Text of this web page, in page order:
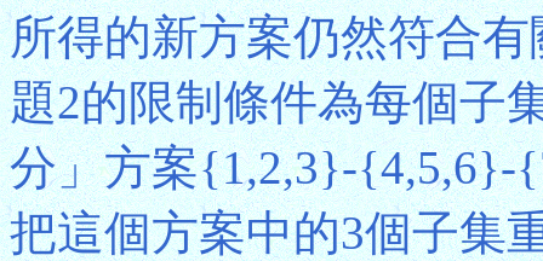
所得的新方案仍然符合
題2的限制條件為每個子
分」方案{1,2,3}-{4,5,6}-
把這個方案中的3個子集